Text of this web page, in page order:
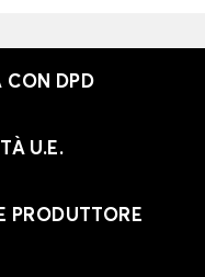
CON DPD
U.E.
PRODUTTORE